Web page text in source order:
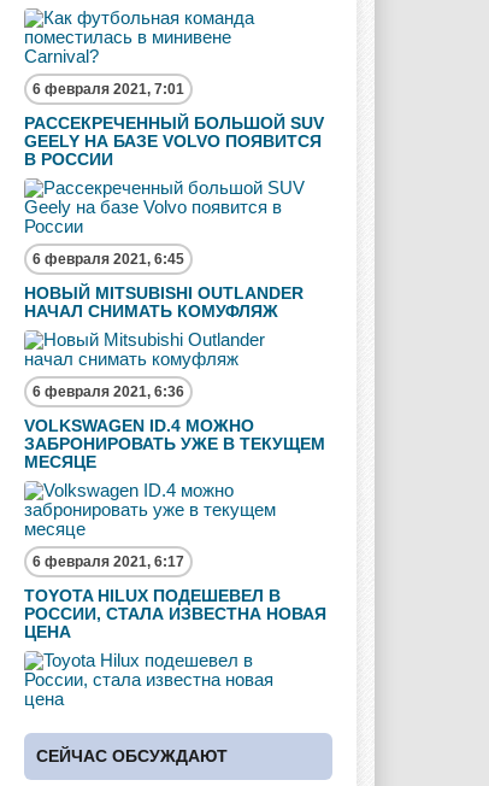
6 февраля 2021, 7:01
РАССЕКРЕЧЕННЫЙ БОЛЬШОЙ SUV
GEELY НА БАЗЕ VOLVO ПОЯВИТСЯ
В РОССИИ
6 февраля 2021, 6:45
НОВЫЙ MITSUBISHI OUTLANDER
НАЧАЛ СНИМАТЬ КОМУФЛЯЖ
6 февраля 2021, 6:36
VOLKSWAGEN ID.4 МОЖНО
ЗАБРОНИРОВАТЬ УЖЕ В ТЕКУЩЕМ
МЕСЯЦЕ
6 февраля 2021, 6:17
TOYOTA HILUX ПОДЕШЕВЕЛ В
РОССИИ, СТАЛА ИЗВЕСТНА НОВАЯ
ЦЕНА
СЕЙЧАС ОБСУЖДАЮТ